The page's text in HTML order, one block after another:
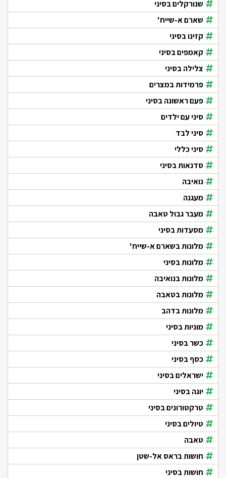
שנורקלים בסיני
שארם א-שייח'
קזינו בסיני
קאמפים בסיני
צלילה בסיני
פרמידות במצרים
פעם ראשונה בסיני
סיני עם ילדים
סיני לבד
סיני כללי
סדנאות בסיני
נואיבה
מעגנה
מעבר גבול טאבה
מסעדות בסיני
מלונות בשארם א-שייח'
מלונות בסיני
מלונות בנואיבה
מלונות בטאבה
מלונות בדהב
מוניות בסיני
כשר בסיני
כסף בסיני
ישראלים בסיני
יוגה בסיני
טרקטורונים בסיני
טיולים בסיני
טאבה
חושות בראס אל-שטן
חושות בסיני